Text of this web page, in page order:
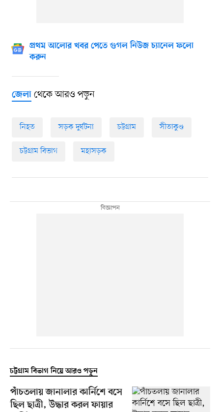
প্রথম আলোর খবর পেতে গুগল নিউজ চ্যানেল ফলো
করুন
জেলাথেকে আরও পড়ুন
নিহত সড়ক দুর্ঘটনা চট্টগ্রাম সীতাকুণ্ড
চট্টগ্রাম বিভাগ মহাসড়ক
চট্টগ্রাম বিভাগ নিয়ে আরও পড়ুন
পাঁচতলায় জানালার কার্নিশে বসে
ছিল ছাত্রী, উদ্ধার করল ফায়ার